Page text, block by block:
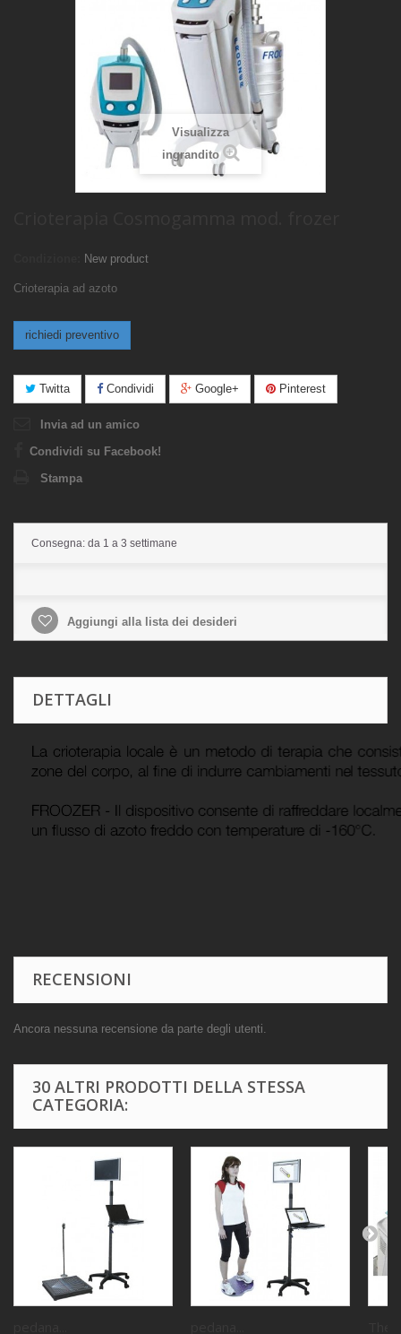
Visualizza
ingrandito
New product
Crioterapia ad azoto
richiedi preventivo
Twitta Condividi Google+ Pinterest
Invia ad un amico
Condividi su Facebook!
Stampa
Consegna: da 1 a 3 settimane
Aggiungi alla lista dei desideri
DETTAGLI
RECENSIONI
Ancora nessuna recensione da parte degli utenti.
30 ALTRI PRODOTTI DELLA STESSA
CATEGORIA: